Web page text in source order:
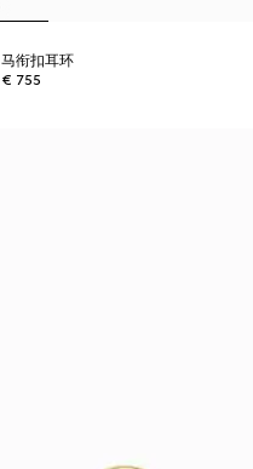
马衔扣耳环
€ 755